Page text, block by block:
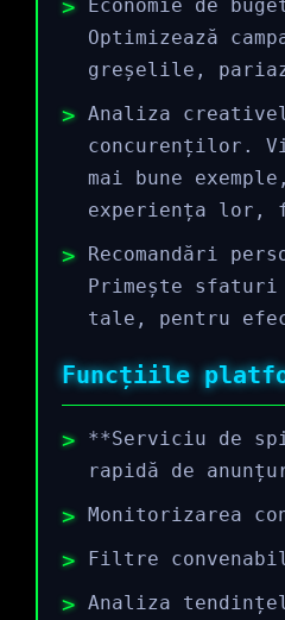
Economie de
Optimizează
greșelile,
Analiza
concurenților.
mai bune
experiența
Recomandări
Primește
tale, pentru
Funcțiile
**Serviciu de
rapidă de
Monitorizarea
Filtre
Analiza